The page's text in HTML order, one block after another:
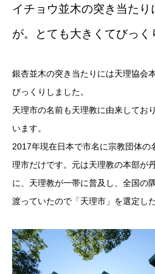
イチョウ並木の突き当たり
が。とても大きくてびっく
銀杏並木の突き当たりには天理協会
びっくりしました。
天理市の名前も天理教に由来してお
います。
2017年現在日本で市名に宗教団体の
理市だけです。元は天理教の本部が
に、天理教が一帯に普及し、全国の
渡っていたので「天理市」を選定し